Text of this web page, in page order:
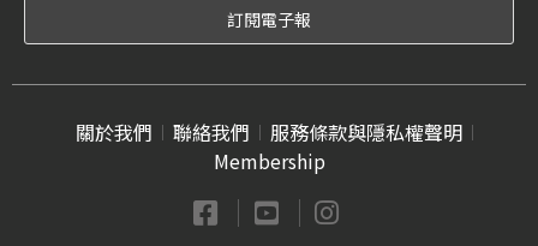
關於我們 聯絡我們
服務條款與隱私權聲明
Membership